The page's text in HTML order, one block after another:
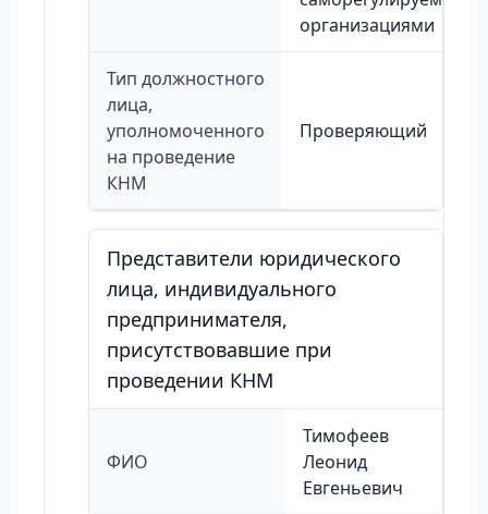
организациями
Тип должностного
лица,
уполномоченного
на проведение
КНМ
Проверяющий
Представители юридического
лица, индивидуального
предпринимателя,
присутствовавшие при
проведении КНМ
ФИО
Тимофеев
Леонид
Евгеньевич